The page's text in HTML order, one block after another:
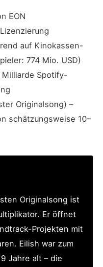
EON
auf Kinokassen-
774 Mio. USD)
Milliarde Spotify-
Originalsong) –
schätzungsweise 10–
Originalsong ist
Er öffnet
Projekten mit
Eilish war zum
Jahre alt – die